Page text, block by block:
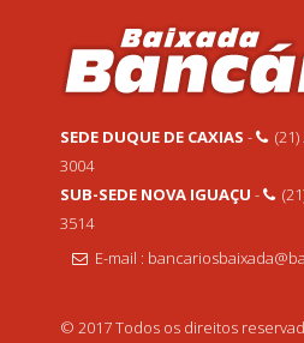
SEDE DUQUE DE CAXIAS -
3004
SUB-SEDE NOVA IGUAÇU -
3514
E-mail :
© 2017 Todos os direitos